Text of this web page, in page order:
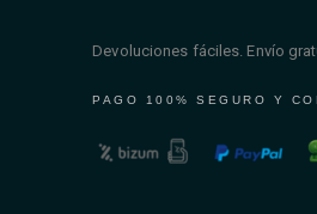
Devoluciones fáciles. Envío
PAGO 100% SEGURO Y